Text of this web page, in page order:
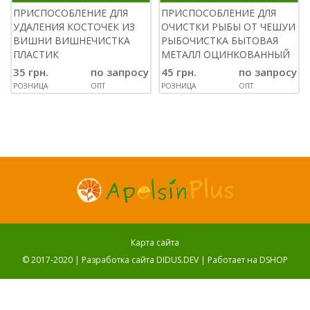
ПРИСПОСОБЛЕНИЕ ДЛЯ
УДАЛЕНИЯ КОСТОЧЕК ИЗ
ВИШНИ ВИШНЕЧИСТКА
ПЛАСТИК
35 грн.
РОЗНИЦА
по запросу
ОПТ
ПРИСПОСОБЛЕНИЕ ДЛЯ
ОЧИСТКИ РЫБЫ ОТ ЧЕШУИ
РЫБОЧИСТКА БЫТОВАЯ
МЕТАЛЛ ОЦИНКОВАННЫЙ
45 грн.
РОЗНИЦА
по запросу
ОПТ
Карта сайта
© 2017-2020 | Разработка сайта DIDUS.DEV | Работает на DSHOP